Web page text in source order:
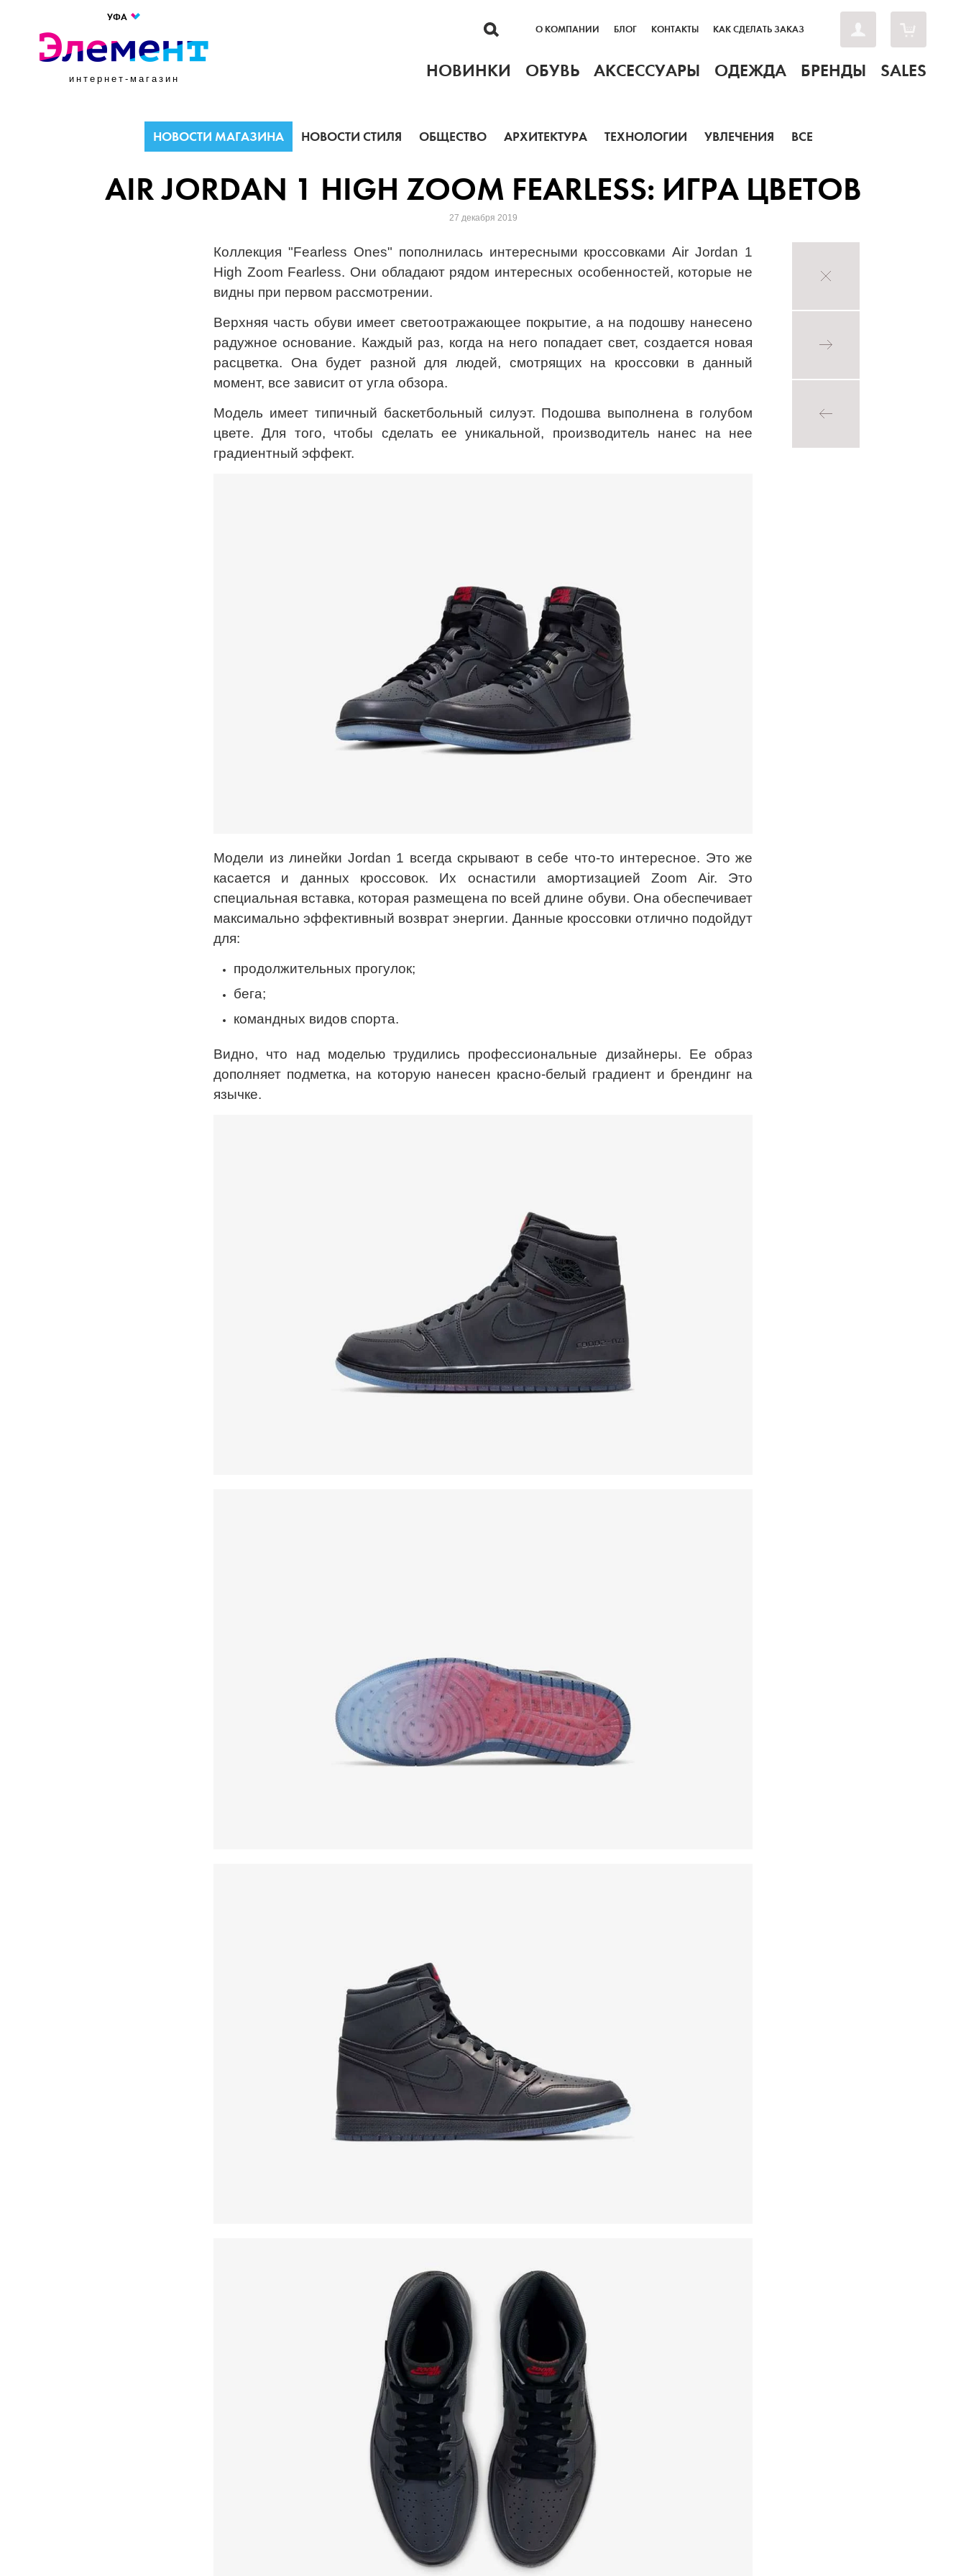
УФА
интернет-магазин
О КОМПАНИИ БЛОГ КОНТАКТЫ КАК СДЕЛАТЬ ЗАКАЗ
НОВИНКИ ОБУВЬ АКСЕССУАРЫ ОДЕЖДА БРЕНДЫ SALES
НОВОСТИ МАГАЗИНА НОВОСТИ СТИЛЯ ОБЩЕСТВО АРХИТЕКТУРА ТЕХНОЛОГИИ УВЛЕЧЕНИЯ ВСЕ
AIR JORDAN 1 HIGH ZOOM FEARLESS: ИГРА ЦВЕТОВ
27 декабря 2019
Коллекция "Fearless Ones" пополнилась интересными кроссовками Air Jordan 1
High Zoom Fearless. Они обладают рядом интересных особенностей, которые не
видны при первом рассмотрении.
Верхняя часть обуви имеет светоотражающее покрытие, а на подошву нанесено
радужное основание. Каждый раз, когда на него попадает свет, создается новая
расцветка. Она будет разной для людей, смотрящих на кроссовки в данный
момент, все зависит от угла обзора.
Модель имеет типичный баскетбольный силуэт. Подошва выполнена в голубом
цвете. Для того, чтобы сделать ее уникальной, производитель нанес на нее
градиентный эффект.
Модели из линейки Jordan 1 всегда скрывают в себе что-то интересное. Это же
касается и данных кроссовок. Их оснастили амортизацией Zoom Air. Это
специальная вставка, которая размещена по всей длине обуви. Она обеспечивает
максимально эффективный возврат энергии. Данные кроссовки отлично подойдут
для:
продолжительных прогулок;
бега;
командных видов спорта.
Видно, что над моделью трудились профессиональные дизайнеры. Ее образ
дополняет подметка, на которую нанесен красно-белый градиент и брендинг на
язычке.